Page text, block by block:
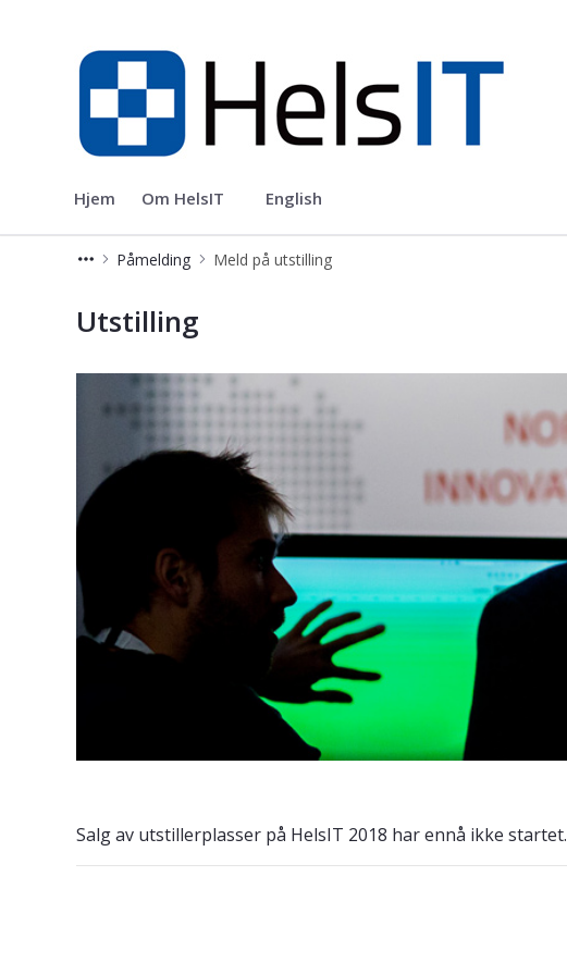
Helsit
Hjem Om HelsIT English
Påmelding Meld på utstilling
Utstilling
Salg av utstillerplasser på HelsIT 2018 har ennå ikke startet.